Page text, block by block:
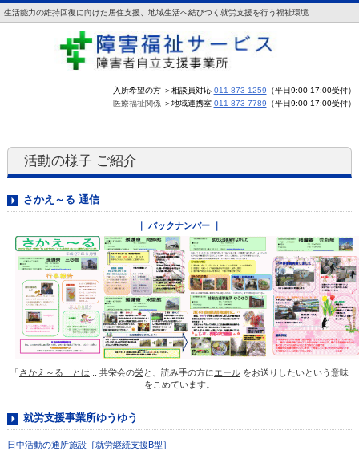
生活能力の維持回復に向けた居住支援、地域生活へ結びつく就労支援を行う福祉環境
入所希望の方 ＞相談員対応 011-873-1259 （平日9:00-17:00受付）
医療福祉関係＞地域連携室 011-873-7789 （平日9:00-17:00受付）
活動の様子 ご紹介
さかえ～る 通信
｜ バックナンバー ｜
「 さかえ～る」とは ... 共栄会の栄と、読み手の方にエールをお送りしたいという意味
をこめています。
就労支援事業所ゆうゆう
日中活動の通所施設［就労継続支援B型］